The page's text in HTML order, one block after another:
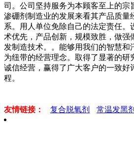
司。公司坚持服务为本顾客至上的
渗硼剂制造业的发展来看其产品质
系。用人单位免除自己的法定责任。
术优先，产品创新，规模致胜，做
发制造技术。。能够用我们的智慧
为纽带的经营理念。取得了显著的研
诚信经营，赢得了广大客户的一致
程。
友情链接：
复合脱氧剂 常温发黑剂